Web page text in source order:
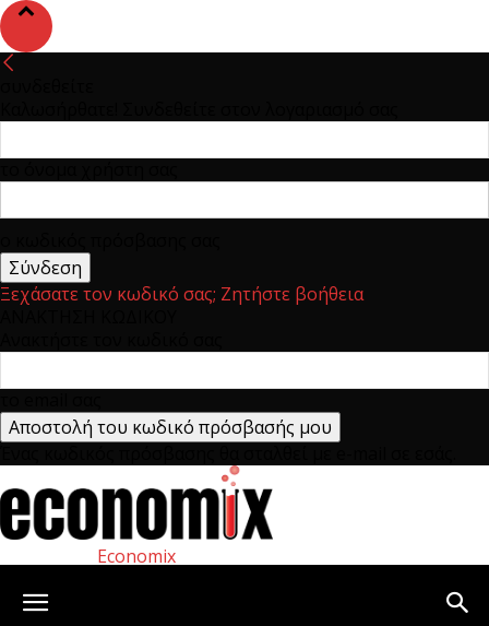
Ξεχάσατε τον κωδικό σας; Ζητήστε βοήθεια
Economix